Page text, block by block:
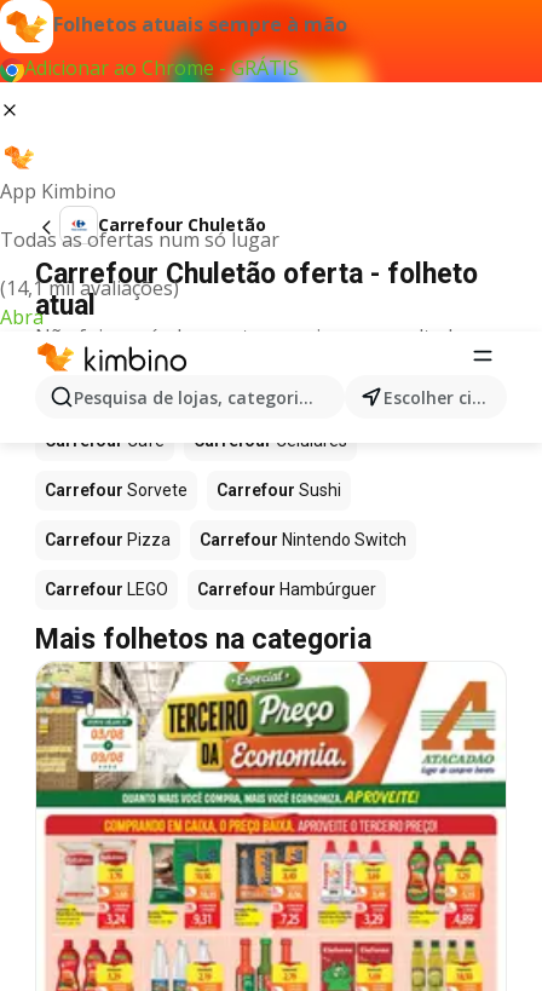
Folhetos atuais sempre à mão
Adicionar ao Chrome - GRÁTIS
App Kimbino
Todas as ofertas num só lugar
(14,1 mil avaliações)
Abra
Pesquisa de lojas, categorias,produtos... Escolher cidade
Carrefour Chuletão
Carrefour Chuletão oferta - folheto
atual
Não foi possível encontrar quaisquer resultados
para este termo.
Mais produtos em Carrefour
Carrefour Café Carrefour Celulares
Carrefour Sorvete Carrefour Sushi
Carrefour Pizza Carrefour Nintendo Switch
Carrefour LEGO Carrefour Hambúrguer
Mais folhetos na categoria